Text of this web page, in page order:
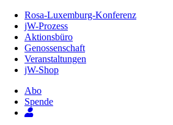
Inhalt
Seite
Rosa-Luxemburg-Konferenz
jW-Prozess
Aktionsbüro
Genossenschaft
Veranstaltungen
jW-Shop
Abo
Spende